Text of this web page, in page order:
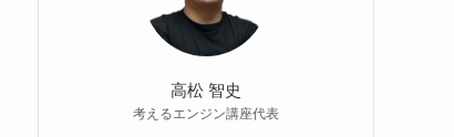
高松 智史
考えるエンジン講座代表